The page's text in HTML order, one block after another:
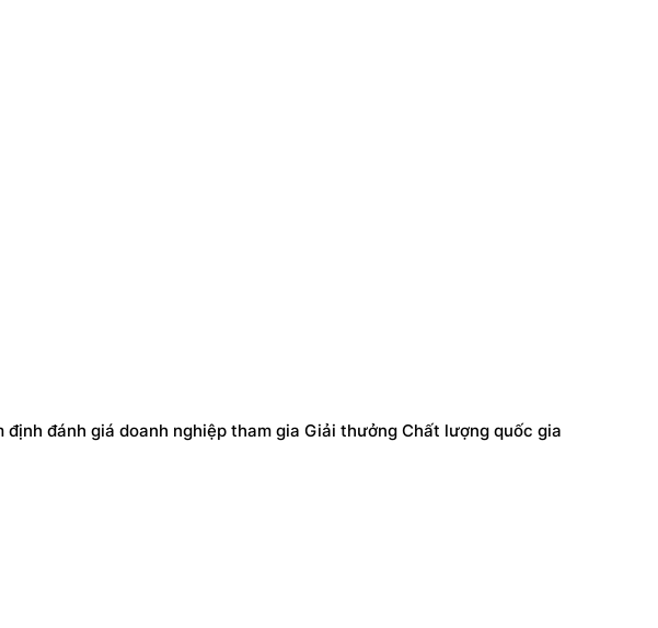
định đánh giá doanh nghiệp tham gia Giải thưởng Chất lượng quốc gia